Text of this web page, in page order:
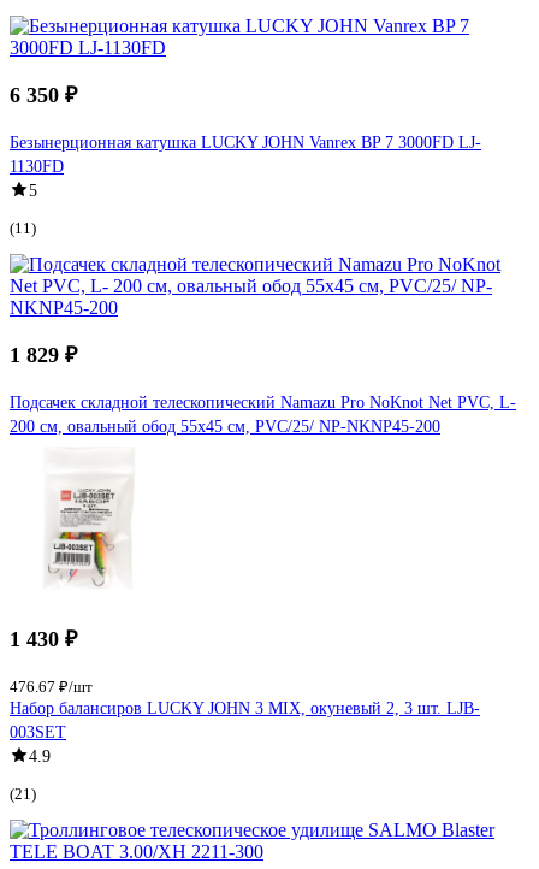
6 350 ₽
Безынерционная катушка LUCKY JOHN Vanrex BP 7 3000FD LJ-
1130FD
5
(11)
1 829 ₽
Подсачек складной телескопический Namazu Pro NoKnot Net PVC, L-
200 см, овальный обод 55x45 см, PVC/25/ NP-NKNP45-200
1 430 ₽
476.67 ₽/шт
Набор балансиров LUCKY JOHN 3 MIX, окуневый 2, 3 шт. LJB-
003SET
4.9
(21)